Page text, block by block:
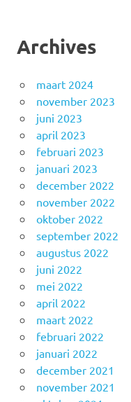
Archives
maart 2024
november 2023
juni 2023
april 2023
februari 2023
januari 2023
december 2022
november 2022
oktober 2022
september 2022
augustus 2022
juni 2022
mei 2022
april 2022
maart 2022
februari 2022
januari 2022
december 2021
november 2021